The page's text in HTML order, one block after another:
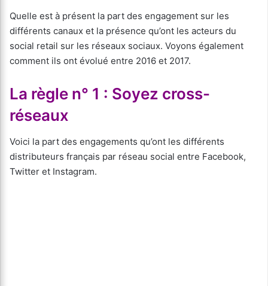
Quelle est à présent la part des engagement sur les
différents canaux et la présence qu’ont les acteurs du
social retail sur les réseaux sociaux. Voyons également
comment ils ont évolué entre 2016 et 2017.
La règle n° 1 : Soyez cross-
réseaux
Voici la part des engagements qu’ont les différents
distributeurs français par réseau social entre Facebook,
Twitter et Instagram.